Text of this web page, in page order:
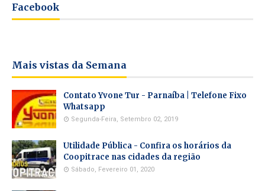
Facebook
Mais vistas da Semana
Contato Yvone Tur - Parnaíba | Telefone Fixo
Whatsapp
Segunda-Feira, Setembro 02, 2019
Utilidade Pública - Confira os horários da
Coopitrace nas cidades da região
Sábado, Fevereiro 01, 2020